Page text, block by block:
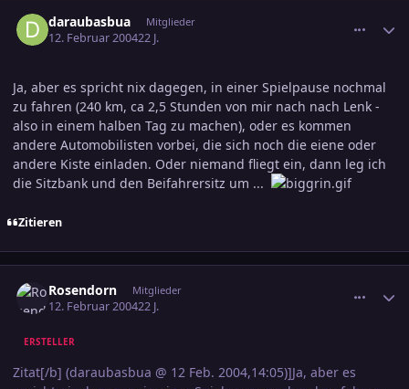
daraubasbua Mitglieder
12. Februar 200422 J.
Ja, aber es spricht nix dagegen, in einer Spielpause nochmal
zu fahren (240 km, ca 2,5 Stunden von mir nach nach Lenk -
also in einem halben Tag zu machen), oder es kommen
andere Automobilisten vorbei, die sich noch die eiene oder
andere Kiste einladen. Oder niemand fliegt ein, dann leg ich
die Sitzbank und den Beifahrersitz um ...
Zitieren
Rosendorn Mitglieder
12. Februar 200422 J.
ERSTELLER
Zitat[/b] (daraubasbua @ 12 Feb. 2004,14:05)]Ja, aber es